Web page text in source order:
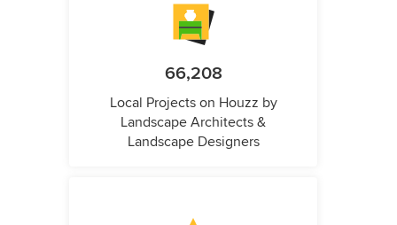
66,208
Local Projects on Houzz by
Landscape Architects &
Landscape Designers